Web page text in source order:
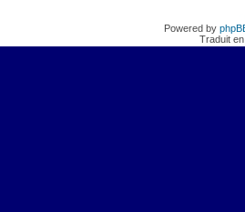
Powered by
Traduit